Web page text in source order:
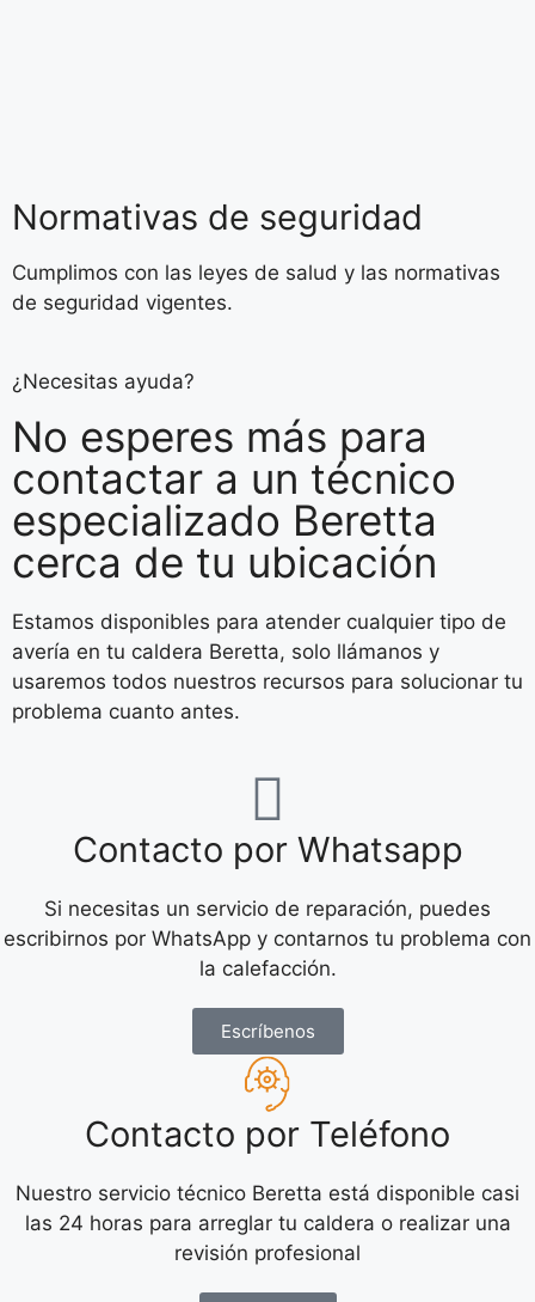
Normativas de seguridad
Cumplimos con las leyes de salud y las normativas
de seguridad vigentes.
¿Necesitas ayuda?
No esperes más para
contactar a un técnico
especializado Beretta
cerca de tu ubicación
Estamos disponibles para atender cualquier tipo de
avería en tu caldera Beretta, solo llámanos y
usaremos todos nuestros recursos para solucionar tu
problema cuanto antes.
Contacto por Whatsapp
Si necesitas un servicio de reparación, puedes
escribirnos por WhatsApp y contarnos tu problema con
la calefacción.
Escríbenos
Contacto por Teléfono
Nuestro servicio técnico Beretta está disponible casi
las 24 horas para arreglar tu caldera o realizar una
revisión profesional